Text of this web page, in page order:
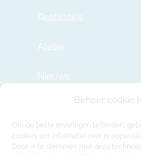
Beheer cookie
Om de beste ervaringen te bieden,
cookies om informatie over je
Door in te stemmen met deze
Realisaties
Atelier
Nieuws